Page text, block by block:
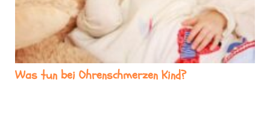
Was tun bei Ohrenschmerzen Kind?